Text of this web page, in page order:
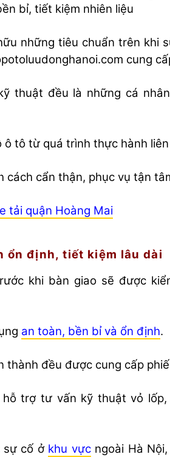
bỉ, tiết kiệm nhiên liệu
những tiêu chuẩn trên khi
cung
thuật đều là những cá
ô tô từ quá trình thực hành
cách cẩn thận, phục vụ tận
tải quận Hoàng Mai
ổn định, tiết kiệm lâu dài
khi bàn giao sẽ được
an toàn, bền bỉ và ổn định.
thành đều được cung cấp
trợ tư vấn kỹ thuật vỏ
sự cố ở khu vựcngoài Hà